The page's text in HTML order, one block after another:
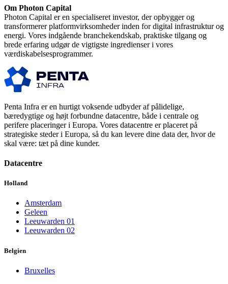
Om Photon Capital
Photon Capital er en specialiseret investor, der opbygger og
transformerer platformvirksomheder inden for digital infrastruktur og
energi. Vores indgående branchekendskab, praktiske tilgang og
brede erfaring udgør de vigtigste ingredienser i vores
værdiskabelsesprogrammer.
Penta Infra er en hurtigt voksende udbyder af pålidelige,
bæredygtige og højt forbundne datacentre, både i centrale og
perifere placeringer i Europa. Vores datacentre er placeret på
strategiske steder i Europa, så du kan levere dine data der, hvor de
skal være: tæt på dine kunder.
Datacentre
Holland
Amsterdam
Geleen
Leeuwarden 01
Leeuwarden 02
Belgien
Bruxelles